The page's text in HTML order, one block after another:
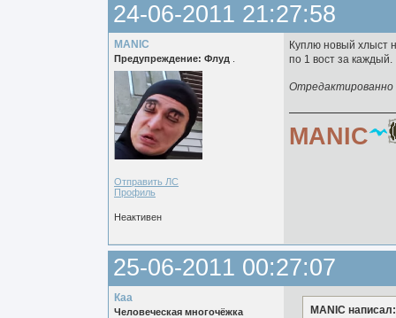
24-06-2011 21:27:58
MANIC
Предупреждение: Флуд
Отправить ЛС
Профиль
Куплю новый хлыст
по 1 вост за каждый.
Отредактированно
MANIC
Неактивен
25-06-2011 00:27:07
Каа
Человеческая многочёжка
MANIC написал: